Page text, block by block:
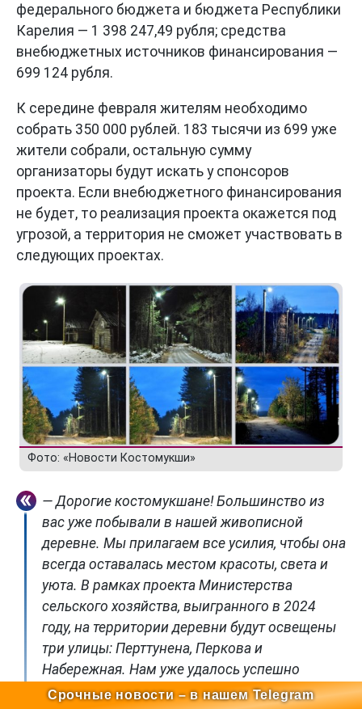
федерального бюджета и бюджета Республики
Карелия — 1 398 247,49 рубля; средства
внебюджетных источников финансирования —
699 124 рубля.
К середине февраля жителям необходимо
собрать 350 000 рублей. 183 тысячи из 699 уже
жители собрали, остальную сумму
организаторы будут искать у спонсоров
проекта. Если внебюджетного финансирования
не будет, то реализация проекта окажется под
угрозой, а территория не сможет участвовать в
следующих проектах.
Фото: «Новости Костомукши»
— Дорогие костомукшане! Большинство из
вас уже побывали в нашей живописной
деревне. Мы прилагаем все усилия, чтобы она
всегда оставалась местом красоты, света и
уюта. В рамках проекта Министерства
сельского хозяйства, выигранного в 2024
году, на территории деревни будут освещены
три улицы: Перттунена, Перкова и
Набережная. Нам уже удалось успешно
реализовать подобные инициативы в
Срочные новости – в нашем Telegram